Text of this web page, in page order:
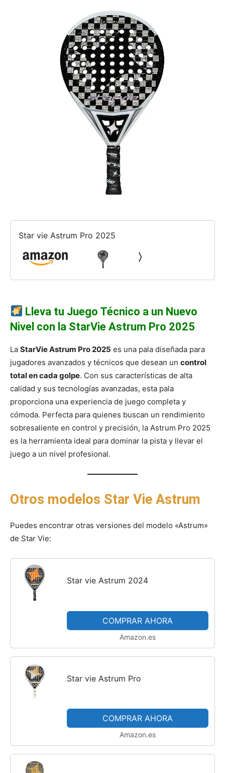
Star vie Astrum Pro 2025
Lleva tu Juego Técnico a un Nuevo
Nivel con la StarVie Astrum Pro 2025
La StarVie Astrum Pro 2025 es una pala diseñada para
jugadores avanzados y técnicos que desean un control
total en cada golpe. Con sus características de alta
calidad y sus tecnologías avanzadas, esta pala
proporciona una experiencia de juego completa y
cómoda. Perfecta para quienes buscan un rendimiento
sobresaliente en control y precisión, la Astrum Pro 2025
es la herramienta ideal para dominar la pista y llevar el
juego a un nivel profesional.
Otros modelos Star Vie Astrum
Puedes encontrar otras versiones del modelo «Astrum»
de Star Vie:
Star vie Astrum 2024
COMPRAR AHORA
Amazon.es
Star vie Astrum Pro
COMPRAR AHORA
Amazon.es